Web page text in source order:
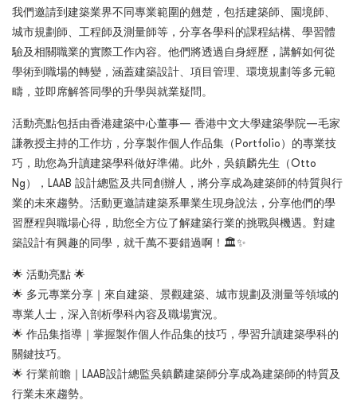
我們邀請到建築業界不同專業範圍的翹楚，包括建築師、園境師、
城市規劃師、工程師及測量師等，分享各學科的課程結構、學習體
驗及相關職業的實際工作內容。他們將透過自身經歷，講解如何從
學術到職場的轉變，涵蓋建築設計、項目管理、環境規劃等多元範
疇，並即席解答同學的升學與就業疑問。
活動亮點包括由香港建築中心董事— 香港中文大學建築學院—毛家
謙教授主持的工作坊，分享製作個人作品集（Portfolio）的專業技
巧，助您為升讀建築學科做好準備。此外，吳鎮麟先生（Otto
Ng），LAAB 設計總監及共同創辦人，將分享成為建築師的特質與行
業的未來趨勢。活動更邀請建築系畢業生現身說法，分享他們的學
習歷程與職場心得，助您全方位了解建築行業的挑戰與機遇。對建
築設計有興趣的同學，就千萬不要錯過啊！🏛️✨
🌟 活動亮點 🌟
🌟 多元專業分享｜來自建築、景觀建築、城市規劃及測量等領域的
專業人士，深入剖析學科內容及職場實況。
🌟 作品集指導｜掌握製作個人作品集的技巧，學習升讀建築學科的
關鍵技巧。
🌟 行業前瞻｜LAAB設計總監吳鎮麟建築師分享成為建築師的特質及
行業未來趨勢。